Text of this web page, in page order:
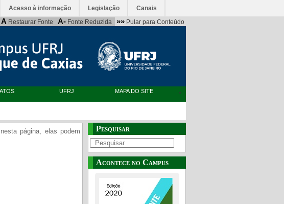
Acesso à informação Legislação Canais
A Restaurar Fonte A- Fonte Reduzida »» Pular para Conteúdo
UFRJ MAPA DO SITE
página, elas podem
Pesquisar
Acontece no Campus